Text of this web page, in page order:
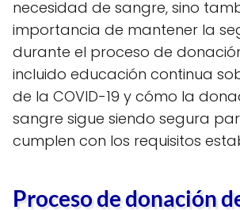
necesidad de sangre, sino
importancia de mantener la
durante el proceso de
incluido educación continua
de la COVID-19 y cómo la
sangre sigue siendo segura
cumplen con los requisitos
Proceso de donación